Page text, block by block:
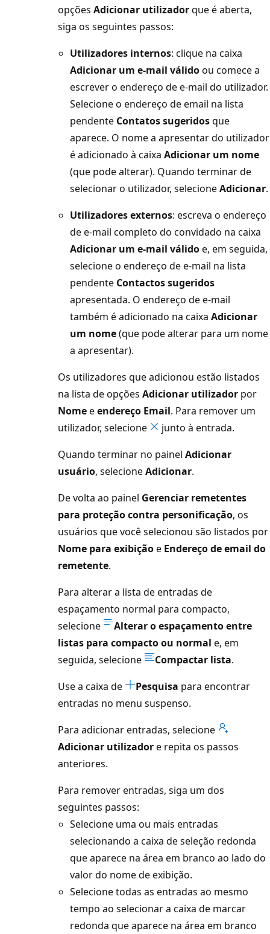
opções Adicionar utilizadorque é aberta,
siga os seguintes passos:
Utilizadores internos: clique na caixa
Adicionar um e-mail válidoou comece a
escrever o endereço de e-mail do utilizador.
Selecione o endereço de email na lista
pendente Contatos sugeridosque
aparece. O nome a apresentar do utilizador
é adicionado à caixa Adicionar um nome
(que pode alterar). Quando terminar de
selecionar o utilizador, selecioneAdicionar.
Utilizadores externos: escreva o endereço
de e-mail completo do convidado na caixa
Adicionar um e-mail válidoe, em seguida,
selecione o endereço de e-mail na lista
pendente Contactos sugeridos
apresentada. O endereço de e-mail
também é adicionado na caixa Adicionar
um nome(que pode alterar para um nome
a apresentar).
Os utilizadores que adicionou estão listados
na lista de opções Adicionar utilizador por
Nomeeendereço Email. Para remover um
utilizador, selecione
junto à entrada.
Quando terminar no painel Adicionar
usuário, selecioneAdicionar.
De volta ao painel Gerenciar remetentes
para proteção contra personificação, os
usuários que você selecionou são listados por
Nome para exibiçãoe Endereço de email do
remetente.
Para alterar a lista de entradas de
espaçamento normal para compacto,
selecione
Alterar o espaçamento entre
listas para compacto ou normal e, em
seguida, selecione
Compactar lista.
Use a caixa de
Pesquisa para encontrar
entradas no menu suspenso.
Para adicionar entradas, selecione
Adicionar utilizadore repita os passos
anteriores.
Para remover entradas, siga um dos
seguintes passos:
Selecione uma ou mais entradas
selecionando a caixa de seleção redonda
que aparece na área em branco ao lado do
valor do nome de exibição.
Selecione todas as entradas ao mesmo
tempo ao selecionar a caixa de marcar
redonda que aparece na área em branco